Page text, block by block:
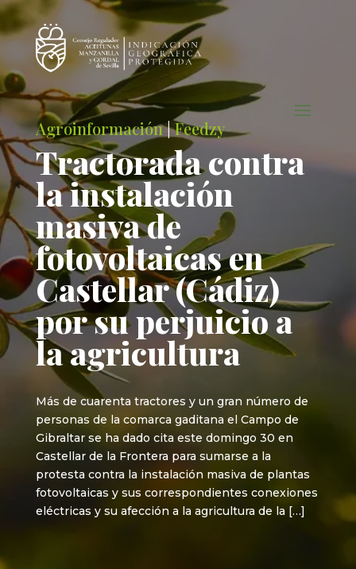
Agroinformación|Feedzy
Tractorada contra
la instalación
masiva de
fotovoltaicas en
Castellar (Cádiz)
por su perjuicio a
la agricultura
Más de cuarenta tractores y un gran número de
personas de la comarca gaditana el Campo de
Gibraltar se ha dado cita este domingo 30 en
Castellar de la Frontera para sumarse a la
protesta contra la instalación masiva de plantas
fotovoltaicas y sus correspondientes conexiones
eléctricas y su afección a la agricultura de la […]